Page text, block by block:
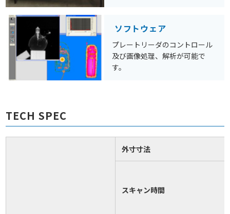
ソフトウェア
プレートリーダのコントロール
及び画像処理、解析が可能で
す。
TECH SPEC
外寸寸法
スキャン時間